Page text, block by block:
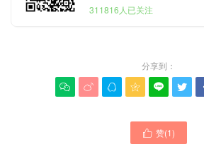
311816人已关注
分享到：
     
 赞(1)